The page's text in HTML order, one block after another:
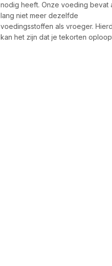
nodig heeft. Onze voeding bevat
lang niet meer dezelfde
voedingsstoffen als vroeger.
kan het zijn dat je tekorten